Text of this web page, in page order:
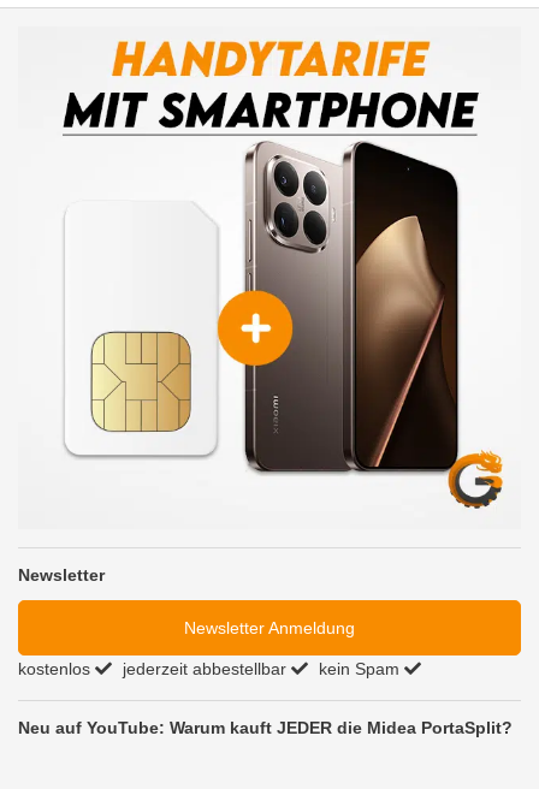
Newsletter
Newsletter Anmeldung
kostenlos jederzeit abbestellbar kein Spam
Neu auf YouTube: Warum kauft JEDER die Midea PortaSplit?